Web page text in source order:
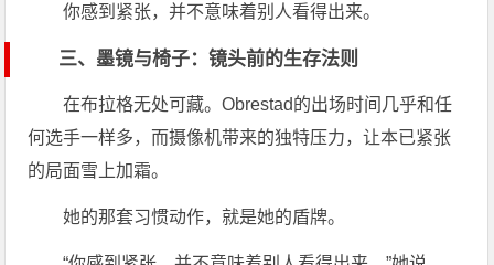
你感到紧张，并不意味着别人看得出来。
三、墨镜与椅子：镜头前的生存法则
在布拉格无处可藏。Obrestad的出场时间几乎和任
何选手一样多，而摄像机带来的独特压力，让本已紧张
的局面雪上加霜。
她的那套习惯动作，就是她的盾牌。